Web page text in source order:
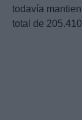
todavía
total de